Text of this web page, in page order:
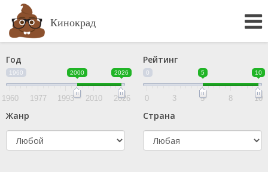
Кинокрад
Год
1960 2000 2026
1960 1977 1993 2010 2026
Рейтинг
0 5 10
0 3 5 8 10
Жанр Страна